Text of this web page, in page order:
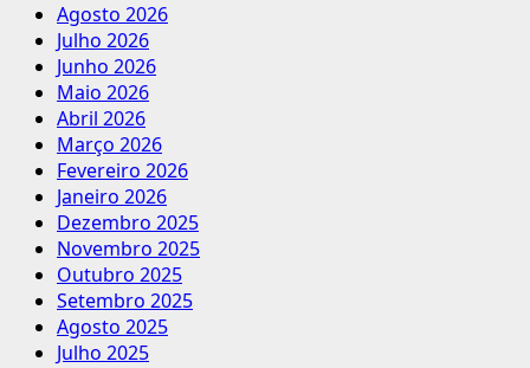
Agosto 2026
Julho 2026
Junho 2026
Maio 2026
Abril 2026
Março 2026
Fevereiro 2026
Janeiro 2026
Dezembro 2025
Novembro 2025
Outubro 2025
Setembro 2025
Agosto 2025
Julho 2025